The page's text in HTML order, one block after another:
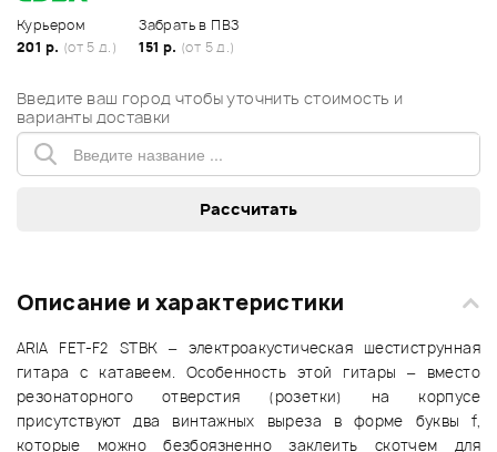
Курьером
201 р. (от 5 д.)
Забрать в ПВЗ
151 р. (от 5 д.)
Введите ваш город чтобы уточнить стоимость и
варианты доставки
Описание и характеристики
ARIA FET-F2 STBK – электроакустическая шестиструнная
гитара с катавеем. Особенность этой гитары – вместо
резонаторного отверстия (розетки) на корпусе
присутствуют два винтажных выреза в форме буквы f,
которые можно безбоязненно заклеить скотчем для